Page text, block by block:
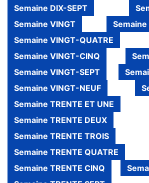
Semaine DIX-SEPT
Semaine VINGT
Semaine
Semaine VINGT-QUATRE
Semaine VINGT-CINQ
Semaine VINGT-SEPT
Semaine VINGT-NEUF
Semaine TRENTE ET UNE
Semaine TRENTE DEUX
Semaine TRENTE TROIS
Semaine TRENTE QUATRE
Semaine TRENTE CINQ